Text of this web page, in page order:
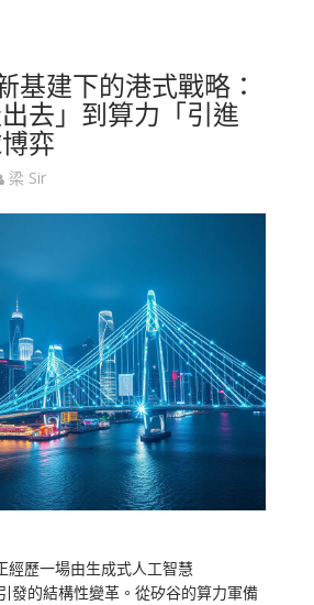
基建下的港式戰略：
去」到算力「引進
弈
梁 Sir
經歷一場由生成式人工智慧
發的結構性變革。從矽谷的算力軍備